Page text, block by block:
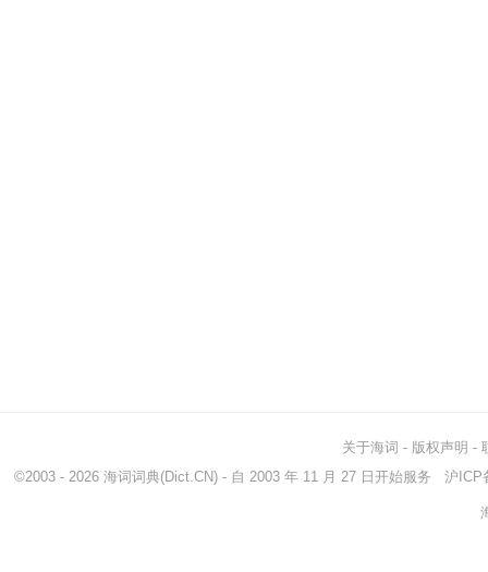
关于海词 - 版权声明 -
©2003 - 2026 海词词典(Dict.CN) - 自 2003 年 11 月 27 日开始服务 沪ICP